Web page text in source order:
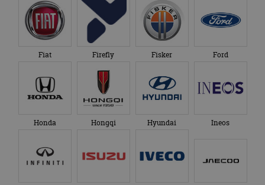
Fiat Firefly Fisker Ford
Honda Hongqi Hyundai Ineos